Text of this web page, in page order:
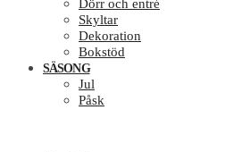
Dörr och entré
Skyltar
Dekoration
Bokstöd
SÄSONG
Jul
Påsk